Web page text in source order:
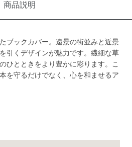
商品説明
ブックカバー。遠景の街並みと近景
引くデザインが魅力です。繊細な草
ひとときをより豊かに彩ります。こ
を守るだけでなく、心を和ませるア